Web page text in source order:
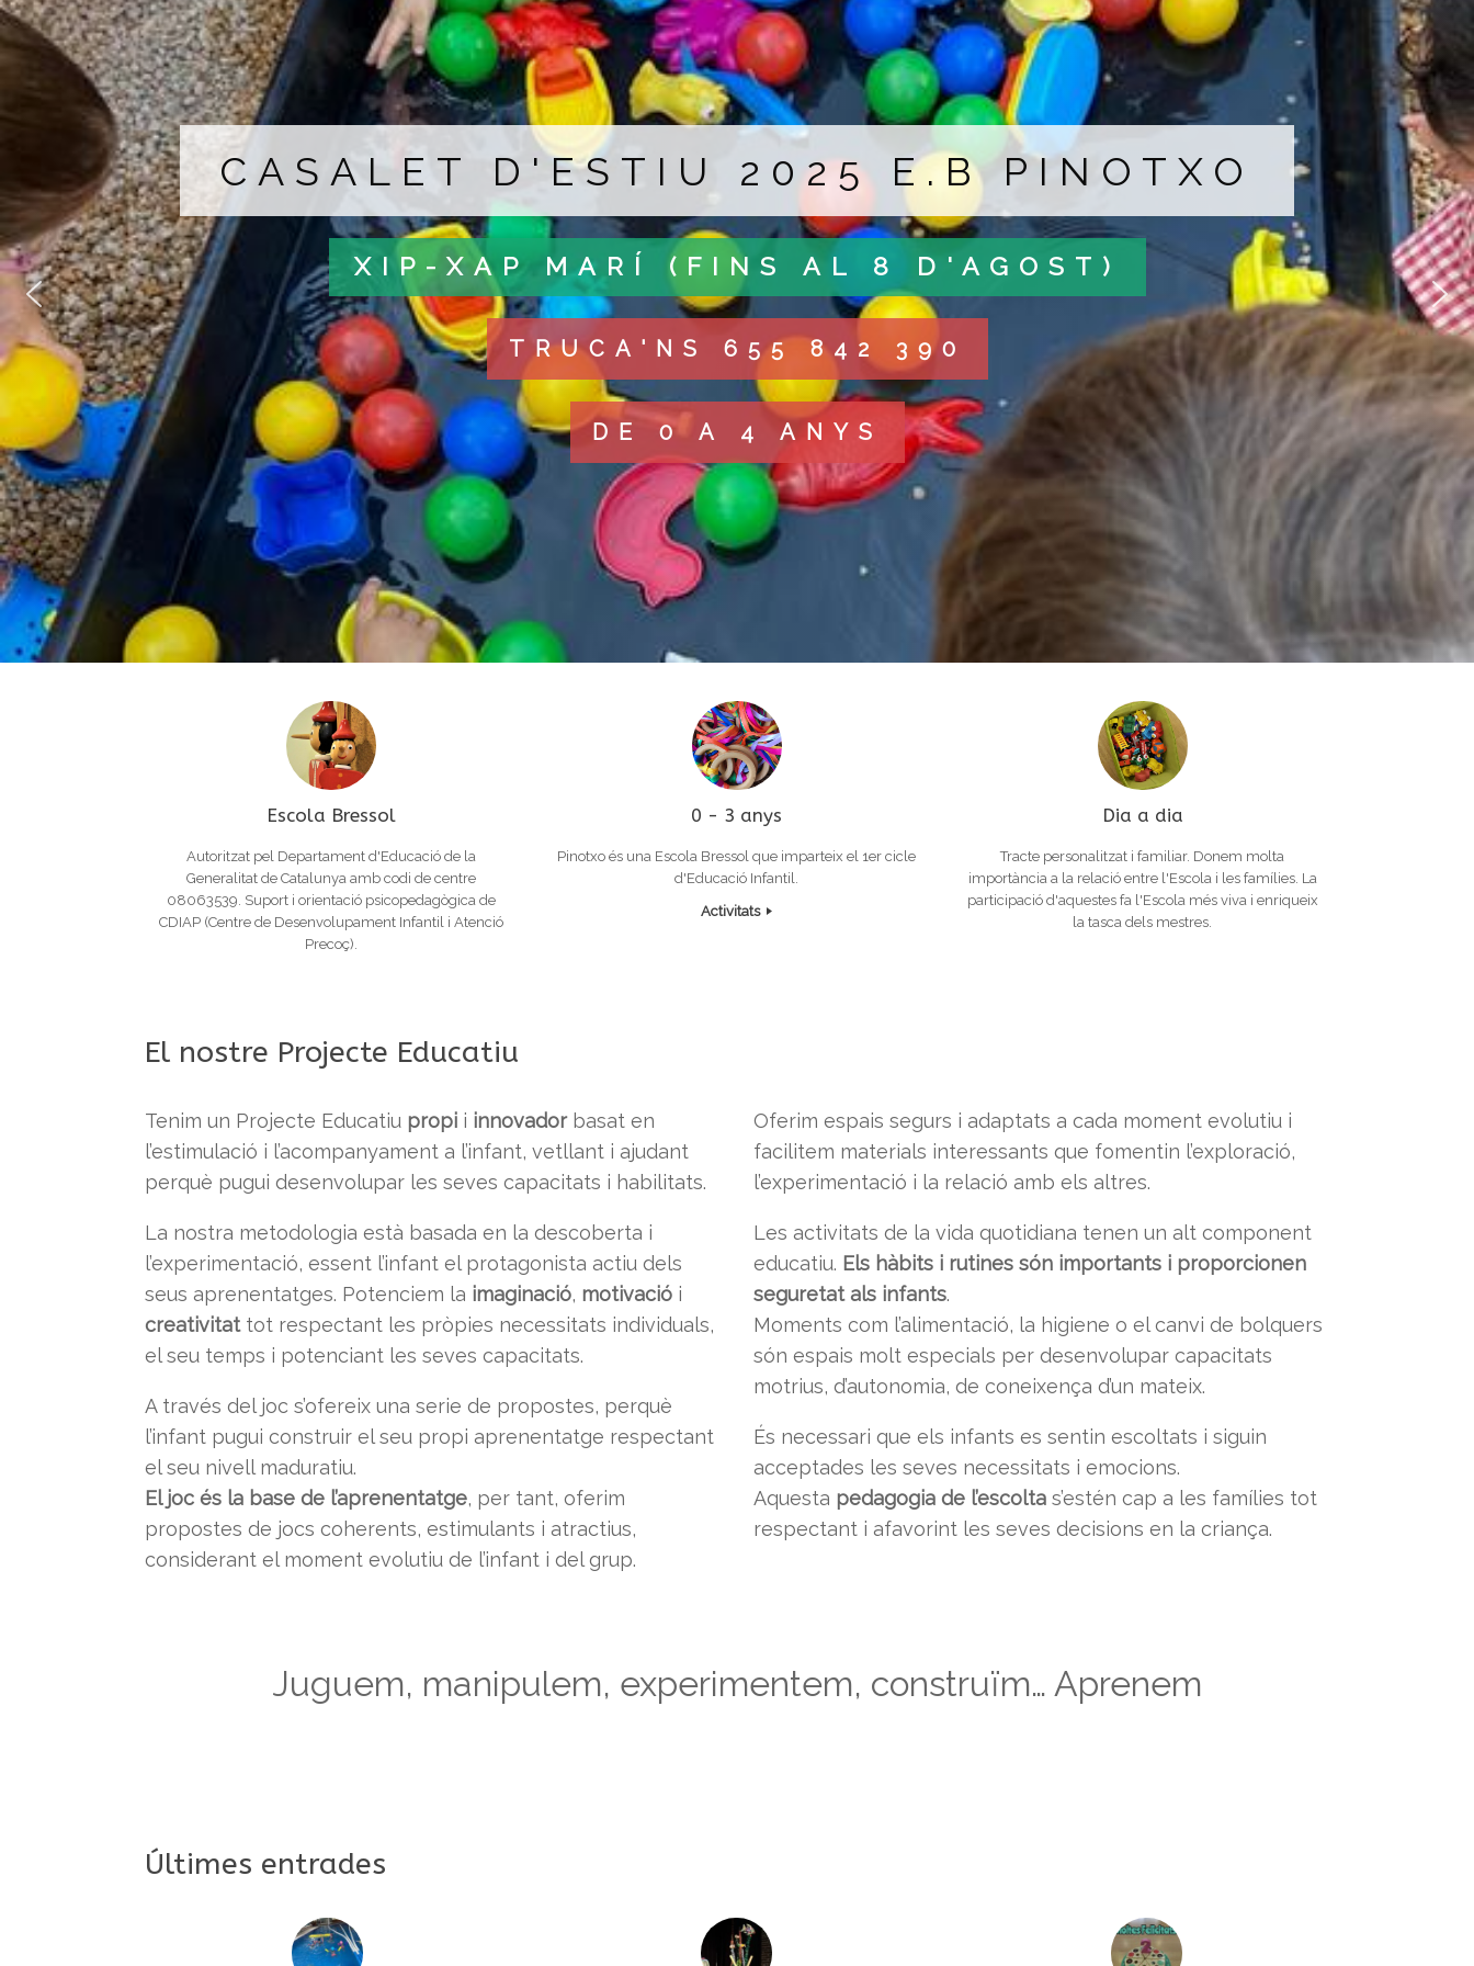
CASALET D'ESTIU 2025 E.B PINOTXO
XIP-XAP MARÍ (FINS AL 8 D'AGOST)
TRUCA'NS 655 842 390
DE 0 A 4 ANYS
Escola Bressol
Autoritzat pel Departament d'Educació de la
Generalitat de Catalunya amb codi de centre
08063539. Suport i orientació psicopedagògica de
CDIAP (Centre de Desenvolupament Infantil i Atenció
Precoç).
0 - 3 anys
Pinotxo és una Escola Bressol que imparteix el 1er cicle
d'Educació Infantil.
Activitats
Dia a dia
Tracte personalitzat i familiar. Donem molta
importància a la relació entre l'Escola i les famílies. La
participació d'aquestes fa l'Escola més viva i enriqueix
la tasca dels mestres.
El nostre Projecte Educatiu
Tenim un Projecte Educatiu propi i innovadorbasat en
l’estimulació i l’acompanyament a l’infant, vetllant i ajudant
perquè pugui desenvolupar les seves capacitats i habilitats.
La nostra metodologia està basada en la descoberta i
l’experimentació, essent l’infant el protagonista actiu dels
seus aprenentatges. Potenciem la imaginació, motivació i
creativitattot respectant les pròpies necessitats individuals,
el seu temps i potenciant les seves capacitats.
A través del joc s’ofereix una serie de propostes, perquè
l’infant pugui construir el seu propi aprenentatge respectant
el seu nivell maduratiu.
El joc és la base de l’aprenentatge, per tant, oferim
propostes de jocs coherents, estimulants i atractius,
considerant el moment evolutiu de l’infant i del grup.
Oferim espais segurs i adaptats a cada moment evolutiu i
facilitem materials interessants que fomentin l’exploració,
l’experimentació i la relació amb els altres.
Les activitats de la vida quotidiana tenen un alt component
educatiu. Els hàbits i rutines són importants i proporcionen
seguretat als infants.
Moments com l’alimentació, la higiene o el canvi de bolquers
són espais molt especials per desenvolupar capacitats
motrius, d’autonomia, de coneixença d’un mateix.
És necessari que els infants es sentin escoltats i siguin
acceptades les seves necessitats i emocions.
Aquesta pedagogia de l’escolta s’estén cap a les famílies tot
respectant i afavorint les seves decisions en la criança.
Juguem, manipulem, experimentem, construïm… Aprenem
Últimes entrades